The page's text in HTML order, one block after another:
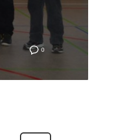
0